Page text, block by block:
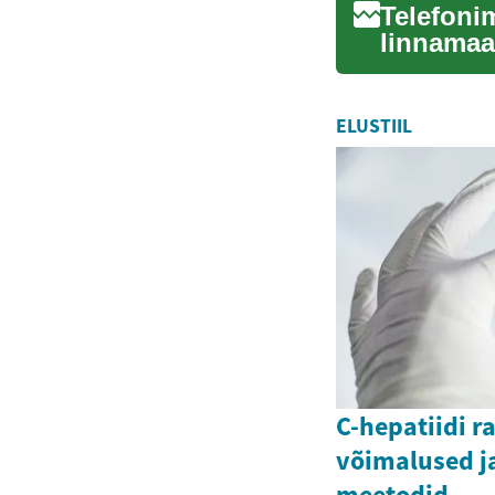
alles
ELUSTIIL
C-hepatiidi
võimalused